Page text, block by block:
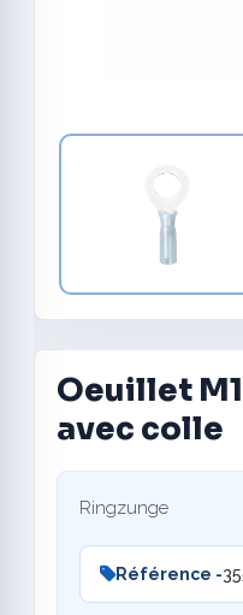
Oeuillet
avec colle
Ringzunge
Référence -